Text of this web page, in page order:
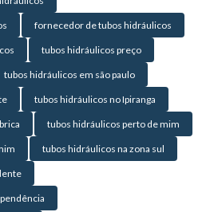
fornecedor de tubos hidráulicos
tubos hidráulicos preço
tubos hidráulicos em são paulo
tubos hidráulicos no Ipiranga
tubos hidráulicos perto de mim
tubos hidráulicos na zona sul